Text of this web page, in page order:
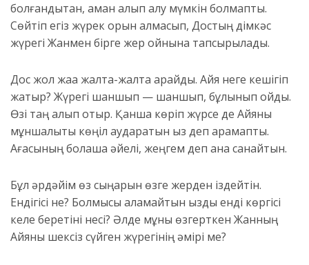
болғандықтан, аман алып қалу мүмкін болмапты.
Сөйтіп егіз жүрек орын алмасып, Достың дімкәс
жүрегі Жанмен бірге жер қойнына тапсырылады.
Дос жол жаққа жалтақ-жалтақ қарайды. Айя неге кешігіп
жатыр? Жүрегі шаншып — шаншып, бұлқынып қойды.
Өзі таң қалып отыр. Қанша көріп жүрсе де Айяны
мұншалықты көңіл аударатын қыз деп қарамапты.
Ағасының болашақ әйелі, жеңгем деп қана санайтын.
Бұл әрдәйім өз сыңарын өзге жерден іздейтін.
Ендігісі не? Болмысы қаламайтын қызды енді көргісі
келе беретіні несі? Әлде мұны өзгерткен Жанның
Айяны шексіз сүйген жүрегінің әмірі ме?